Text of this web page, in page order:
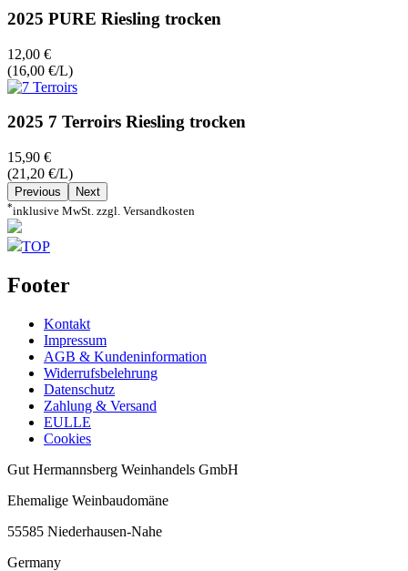
2025 PURE Riesling trocken
12,00 €
(16,00 €/L)
2025 7 Terroirs Riesling trocken
15,90 €
(21,20 €/L)
Previous Next
*inklusive MwSt. zzgl. Versandkosten
TOP
Footer
Kontakt
Impressum
AGB & Kundeninformation
Widerrufsbelehrung
Datenschutz
Zahlung & Versand
EULLE
Cookies
Gut Hermannsberg Weinhandels GmbH
Ehemalige Weinbaudomäne
55585 Niederhausen-Nahe
Germany